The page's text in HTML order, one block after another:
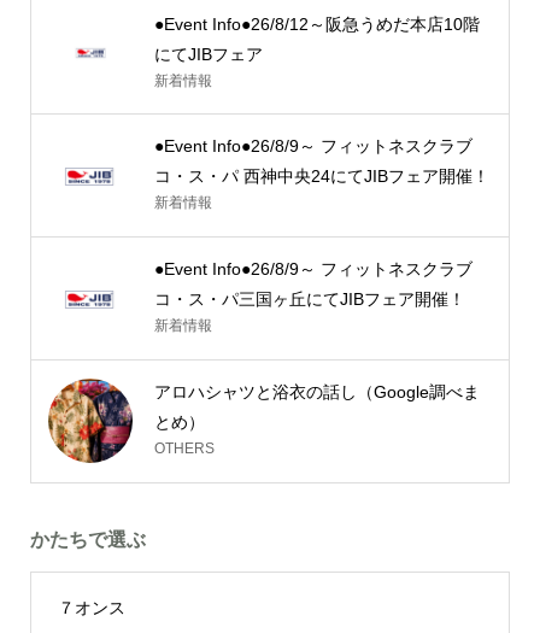
●Event Info●26/8/12～阪急うめだ本店10階
にてJIBフェア
新着情報
●Event Info●26/8/9～ フィットネスクラブ
コ・ス・パ 西神中央24にてJIBフェア開催！
新着情報
●Event Info●26/8/9～ フィットネスクラブ
コ・ス・パ三国ヶ丘にてJIBフェア開催！
新着情報
アロハシャツと浴衣の話し（Google調べま
とめ）
OTHERS
かたちで選ぶ
７オンス